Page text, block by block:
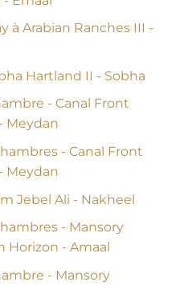
à Arabian Ranches III -
Hartland II - Sobha
- Canal Front
Meydan
- Canal Front
Meydan
Jebel Ali - Nakheel
- Mansory
Horizon - Amaal
- Mansory